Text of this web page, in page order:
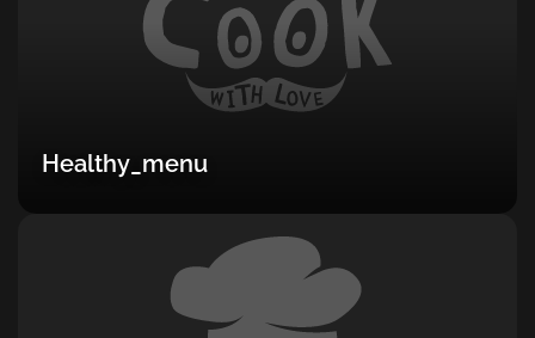
Healthy_menu